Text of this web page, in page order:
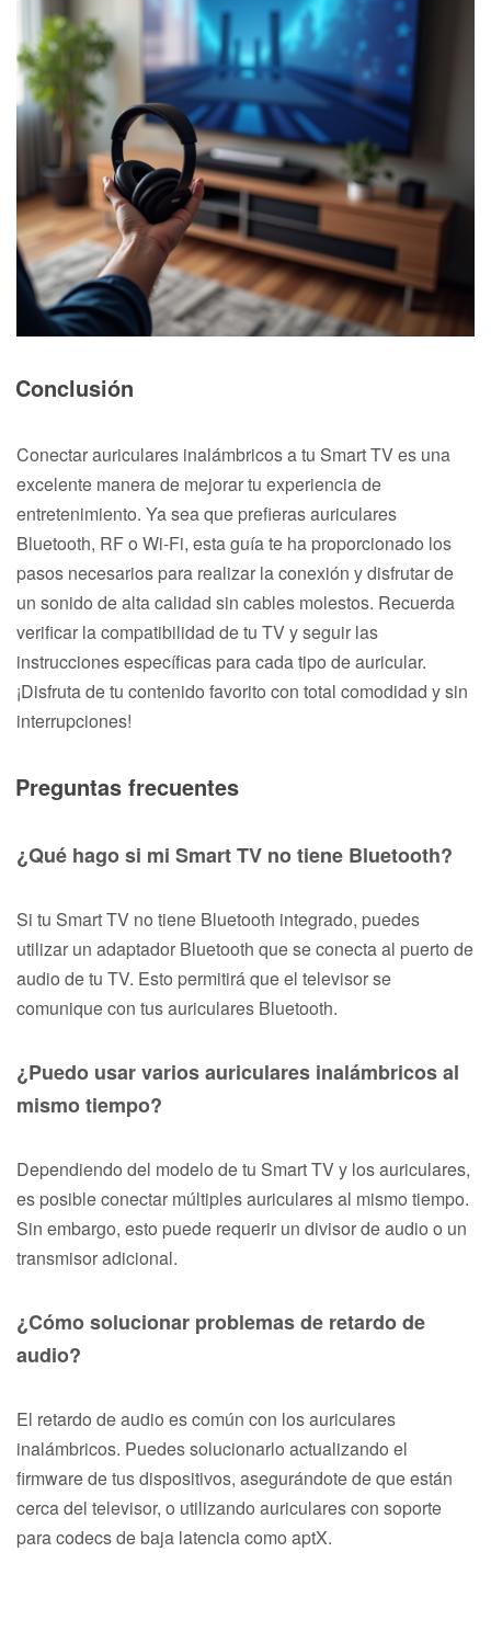
Conclusión
Conectar auriculares inalámbricos a tu Smart TV es una
excelente manera de mejorar tu experiencia de
entretenimiento. Ya sea que prefieras auriculares
Bluetooth, RF o Wi-Fi, esta guía te ha proporcionado los
pasos necesarios para realizar la conexión y disfrutar de
un sonido de alta calidad sin cables molestos. Recuerda
verificar la compatibilidad de tu TV y seguir las
instrucciones específicas para cada tipo de auricular.
¡Disfruta de tu contenido favorito con total comodidad y sin
interrupciones!
Preguntas frecuentes
¿Qué hago si mi Smart TV no tiene Bluetooth?
Si tu Smart TV no tiene Bluetooth integrado, puedes
utilizar un adaptador Bluetooth que se conecta al puerto de
audio de tu TV. Esto permitirá que el televisor se
comunique con tus auriculares Bluetooth.
¿Puedo usar varios auriculares inalámbricos al
mismo tiempo?
Dependiendo del modelo de tu Smart TV y los auriculares,
es posible conectar múltiples auriculares al mismo tiempo.
Sin embargo, esto puede requerir un divisor de audio o un
transmisor adicional.
¿Cómo solucionar problemas de retardo de
audio?
El retardo de audio es común con los auriculares
inalámbricos. Puedes solucionarlo actualizando el
firmware de tus dispositivos, asegurándote de que están
cerca del televisor, o utilizando auriculares con soporte
para codecs de baja latencia como aptX.